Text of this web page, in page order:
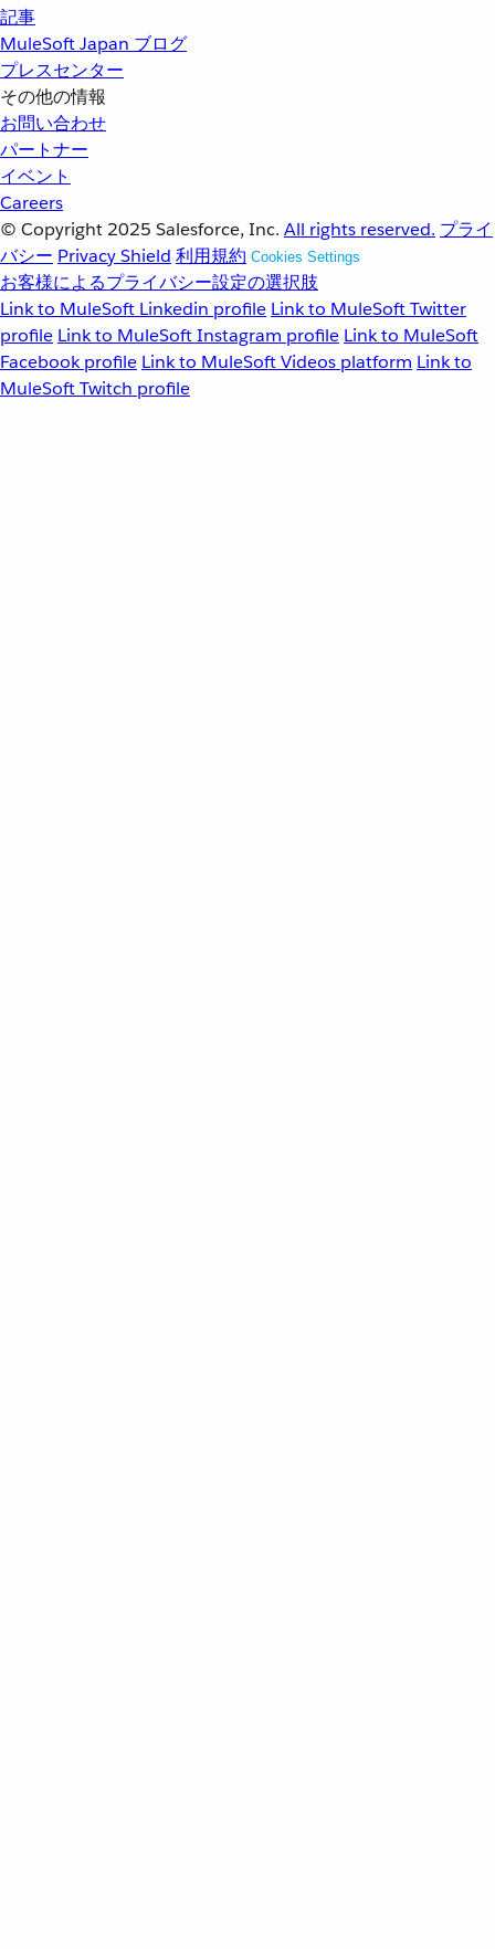
記事
MuleSoft Japan ブログ
プレスセンター
その他の情報
お問い合わせ
パートナー
イベント
Careers
© Copyright 2025 Salesforce, Inc. All rights reserved. プライ
バシー Privacy Shield 利用規約 Cookies Settings
お客様によるプライバシー設定の選択肢
Link to MuleSoft Linkedin profile Link to MuleSoft Twitter
profile Link to MuleSoft Instagram profile Link to MuleSoft
Facebook profile Link to MuleSoft Videos platform Link to
MuleSoft Twitch profile